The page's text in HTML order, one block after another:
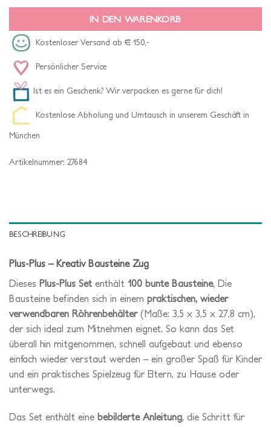
IN DEN WARENKORB
Kostenloser Versand ab € 150,-
Persönlicher Service
Ist es ein Geschenk? Wir verpacken es gerne für dich!
Kostenlose Abholung und Umtausch in unserem Geschäft in
München
Artikelnummer: 27684
BESCHREIBUNG
Plus-Plus – Kreativ Bausteine Zug
Dieses Plus-Plus Set enthält 100 bunte Bausteine, Die
Bausteine befinden sich in einem praktischen, wieder
verwendbaren Röhrenbehälter(Maße: 3,5 x 3,5 x 27,8 cm),
der sich ideal zum Mitnehmen eignet. So kann das Set
überall hin mitgenommen, schnell aufgebaut und ebenso
einfach wieder verstaut werden – ein großer Spaß für Kinder
und ein praktisches Spielzeug für Eltern, zu Hause oder
unterwegs.
Das Set enthält eine bebilderte Anleitung, die Schritt für